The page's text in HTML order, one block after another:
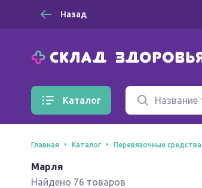
Назад
Каталог
Главная Каталог Перевязочные средства
Марля
Найдено 76 товаров